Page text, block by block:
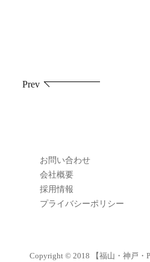
Prev
お問い合わせ
会社概要
採用情報
プライバシーポリシー
Copyright © 2018 【福山・神戸